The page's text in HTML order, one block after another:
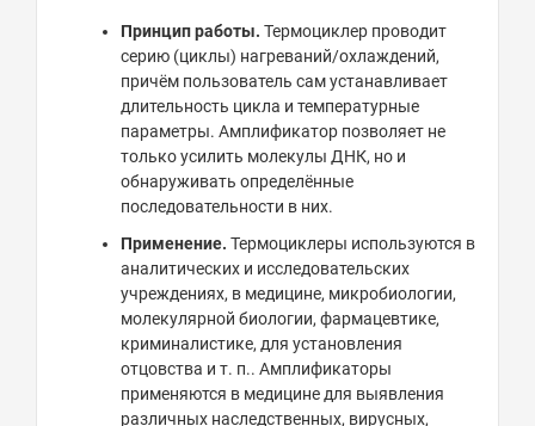
Принцип работы. Термоциклер проводит
серию (циклы) нагреваний/охлаждений,
причём пользователь сам устанавливает
длительность цикла и температурные
параметры. Амплификатор позволяет не
только усилить молекулы ДНК, но и
обнаруживать определённые
последовательности в них.
Применение. Термоциклеры используются в
аналитических и исследовательских
учреждениях, в медицине, микробиологии,
молекулярной биологии, фармацевтике,
криминалистике, для установления
отцовства и т. п.. Амплификаторы
применяются в медицине для выявления
различных наследственных, вирусных,